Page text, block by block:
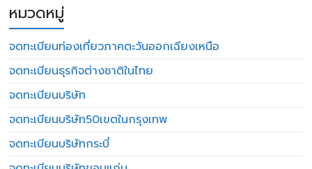
หมวดหมู่
จดทะเบียนท่องเที่ยวภาคตะวันออกเฉียงเหนือ
จดทะเบียนธุรกิจต่างชาติในไทย
จดทะเบียนบริษัท
จดทะเบียนบริษัท50เขตในกรุงเทพ
จดทะเบียนบริษัทกระบี่